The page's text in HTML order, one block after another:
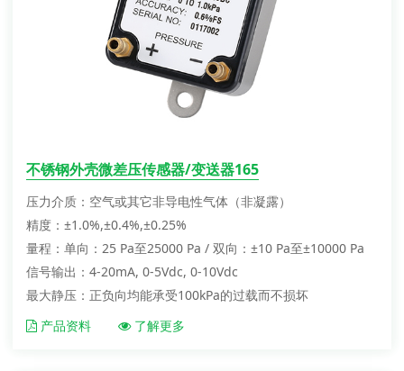
不锈钢外壳微差压传感器/变送器165
压力介质：空气或其它非导电性气体（非凝露）
精度：±1.0%,±0.4%,±0.25%
量程：单向：25 Pa至25000 Pa / 双向：±10 Pa至±10000 Pa
信号输出：4-20mA, 0-5Vdc, 0-10Vdc
最大静压：正负向均能承受100kPa的过载而不损坏
产品资料
了解更多